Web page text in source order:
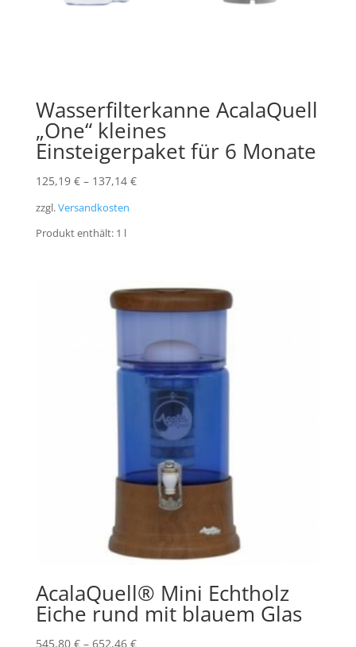
Wasserfilterkanne AcalaQuell
„One“ kleines
Einsteigerpaket für 6 Monate
125,19 €– 137,14 €
zzgl.Versandkosten
Produkt enthält: 1 l
AcalaQuell® Mini Echtholz
Eiche rund mit blauem Glas
545,80 €– 652,46 €